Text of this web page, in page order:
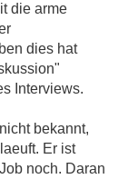
die arme
dies hat
Interviews.
bekannt,
Er ist
noch. Daran